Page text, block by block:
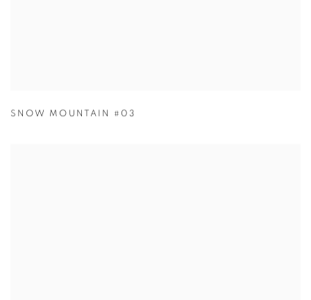
SNOW MOUNTAIN #03